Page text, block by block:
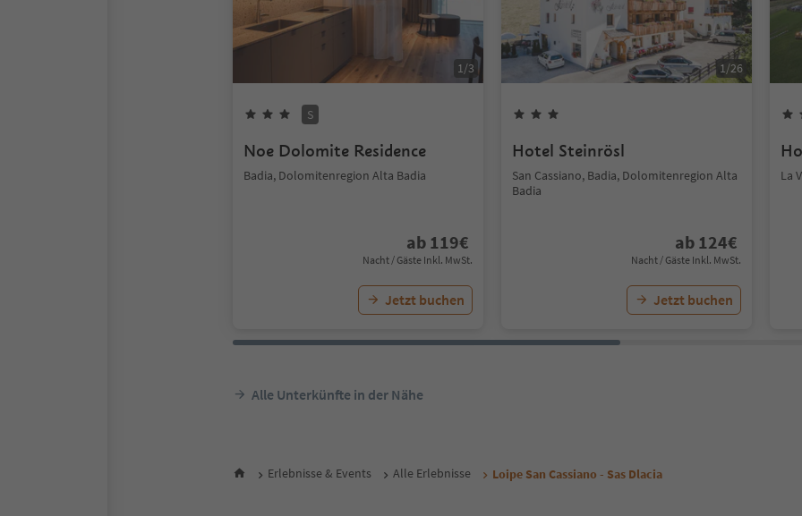
1/3
S
Noe Dolomite Residence
Badia, Dolomitenregion Alta Badia
ab 119€
Nacht / Gäste Inkl. MwSt.
Jetzt buchen
1/26
Hotel Steinrösl
San Cassiano, Badia, Dolomitenregion Alta
Badia
ab 124€
Nacht / Gäste Inkl. MwSt.
Jetzt buchen
La
Alle Unterkünfte in der Nähe
Erlebnisse & Events Alle Erlebnisse Loipe San Cassiano - Sas Dlacia